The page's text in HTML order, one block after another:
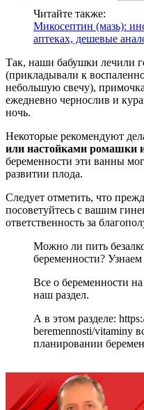
Читайте также:
Микосептин (мазь):
аптеках, дешевые
Так, наши бабушки лечили
(прикладывали к
небольшую свечу),
ежедневно чернослив и
ночь.
Некоторые рекомендуют
или настойками ромашки
беременности эти ванны
развитии плода.
Следует отметить, что
посоветуйтесь с вашим
ответственность за
Можно ли пить
беременности? Узнаем
Все о беременности
наш раздел.
А в этом разделе:
beremennosti/vitaminy
планировании